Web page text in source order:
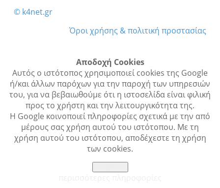
© k4net.gr
Όροι χρήσης & πολιτική προστασίας
Αποδοχή Cookies
Αυτός ο ιστότοπος χρησιμοποιεί cookies της Google
ή/και άλλων παρόχων για την παροχή των υπηρεσιών
του, για να βεβαιωθούμε ότι η ιστοσελίδα είναι φιλική
προς το χρήστη και την λειτουργικότητα της.
Η Google κοινοποιεί πληροφορίες σχετικά με την από
μέρους σας χρήση αυτού του ιστότοπου. Με τη
χρήση αυτού του ιστότοπου, αποδέχεστε τη χρήση
των cookies.